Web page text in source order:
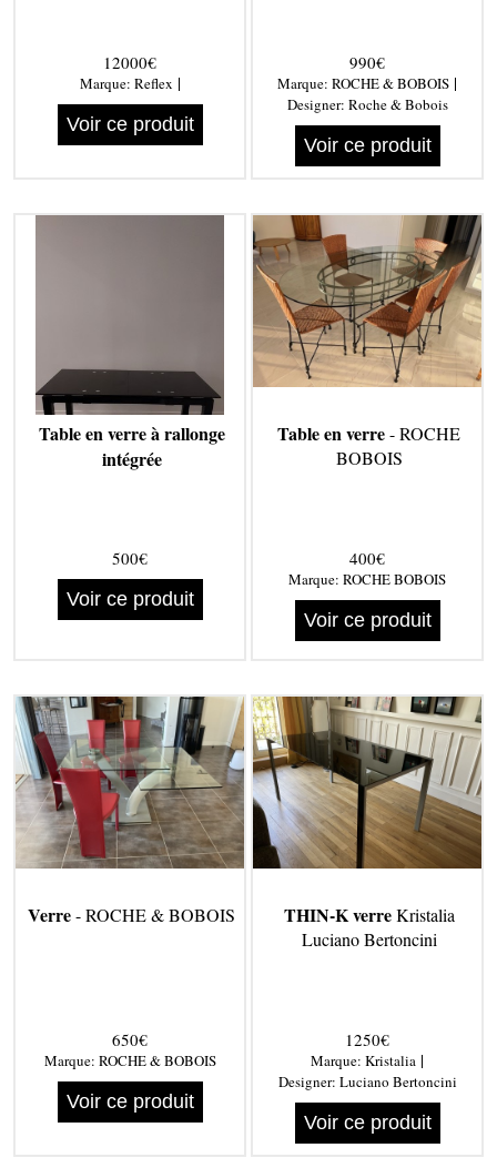
12000€
Marque: Reflex |
Voir ce produit
990€
Marque: ROCHE & BOBOIS |
Designer: Roche & Bobois
Voir ce produit
Table en verre à rallonge
intégrée
500€
Voir ce produit
Table en verre- ROCHE
BOBOIS
400€
Marque: ROCHE BOBOIS
Voir ce produit
Verre- ROCHE & BOBOIS
650€
Marque: ROCHE & BOBOIS
Voir ce produit
THIN-K verreKristalia
Luciano Bertoncini
1250€
Marque: Kristalia |
Designer: Luciano Bertoncini
Voir ce produit